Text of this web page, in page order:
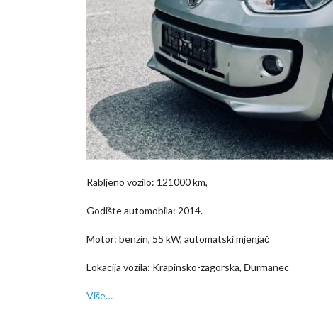
Rabljeno vozilo: 121000 km,
Godište automobila: 2014.
Motor: benzin, 55 kW, automatski mjenjač
Lokacija vozila: Krapinsko-zagorska, Đurmanec
Više…